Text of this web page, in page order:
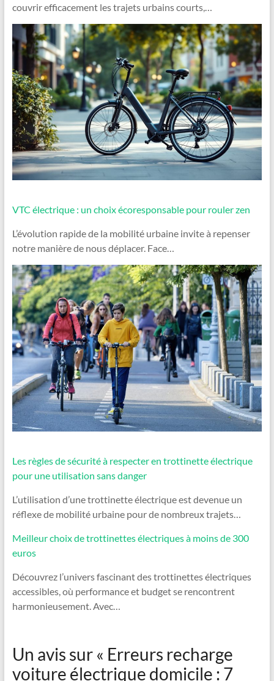
couvrir efficacement les trajets urbains courts,…
VTC électrique : un choix écoresponsable pour rouler zen
L’évolution rapide de la mobilité urbaine invite à repenser
notre manière de nous déplacer. Face…
Les règles de sécurité à respecter en trottinette électrique
pour une utilisation sans danger
L’utilisation d’une trottinette électrique est devenue un
réflexe de mobilité urbaine pour de nombreux trajets…
Meilleur choix de trottinettes électriques à moins de 300
euros
Découvrez l’univers fascinant des trottinettes électriques
accessibles, où performance et budget se rencontrent
harmonieusement. Avec…
Un avis sur « Erreurs recharge
voiture électrique domicile : 7